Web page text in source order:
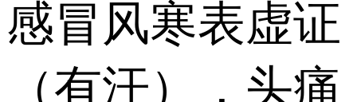
感冒风寒表虚证
（有汗），头痛